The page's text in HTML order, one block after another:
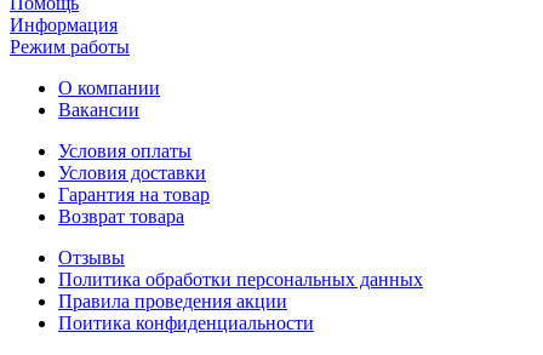
Информация
Режим работы
О компании
Вакансии
Условия оплаты
Условия доставки
Гарантия на товар
Возврат товара
Отзывы
Политика обработки персональных данных
Правила проведения акции
Поитика конфиденциальности